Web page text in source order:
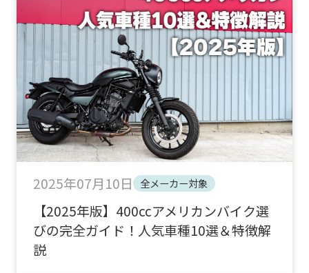
2025年07月10日 全メーカー対象
【2025年版】400ccアメリカンバイク選
びの完全ガイド！人気車種10選＆特徴解
説